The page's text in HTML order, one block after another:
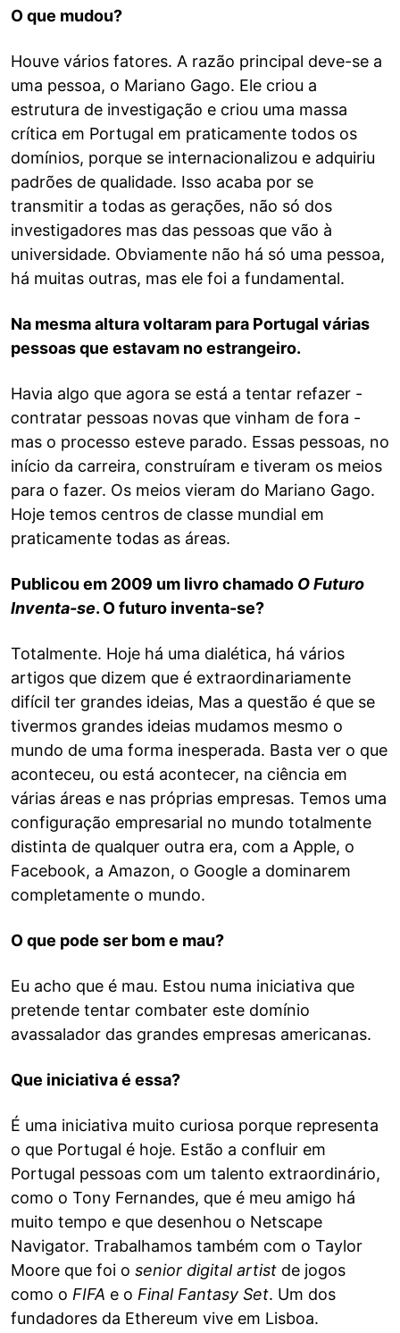
O que mudou?
Houve vários fatores. A razão principal deve-se a
uma pessoa, o Mariano Gago. Ele criou a
estrutura de investigação e criou uma massa
crítica em Portugal em praticamente todos os
domínios, porque se internacionalizou e adquiriu
padrões de qualidade. Isso acaba por se
transmitir a todas as gerações, não só dos
investigadores mas das pessoas que vão à
universidade. Obviamente não há só uma pessoa,
há muitas outras, mas ele foi a fundamental.
Na mesma altura voltaram para Portugal várias
pessoas que estavam no estrangeiro.
Havia algo que agora se está a tentar refazer -
contratar pessoas novas que vinham de fora -
mas o processo esteve parado. Essas pessoas, no
início da carreira, construíram e tiveram os meios
para o fazer. Os meios vieram do Mariano Gago.
Hoje temos centros de classe mundial em
praticamente todas as áreas.
Publicou em 2009 um livro chamado O Futuro
Inventa-se. O futuro inventa-se?
Totalmente. Hoje há uma dialética, há vários
artigos que dizem que é extraordinariamente
difícil ter grandes ideias, Mas a questão é que se
tivermos grandes ideias mudamos mesmo o
mundo de uma forma inesperada. Basta ver o que
aconteceu, ou está acontecer, na ciência em
várias áreas e nas próprias empresas. Temos uma
configuração empresarial no mundo totalmente
distinta de qualquer outra era, com a Apple, o
Facebook, a Amazon, o Google a dominarem
completamente o mundo.
O que pode ser bom e mau?
Eu acho que é mau. Estou numa iniciativa que
pretende tentar combater este domínio
avassalador das grandes empresas americanas.
Que iniciativa é essa?
É uma iniciativa muito curiosa porque representa
o que Portugal é hoje. Estão a confluir em
Portugal pessoas com um talento extraordinário,
como o Tony Fernandes, que é meu amigo há
muito tempo e que desenhou o Netscape
Navigator. Trabalhamos também com o Taylor
Moore que foi o senior digital artist de jogos
como o FIFA e o Final Fantasy Set. Um dos
fundadores da Ethereum vive em Lisboa.